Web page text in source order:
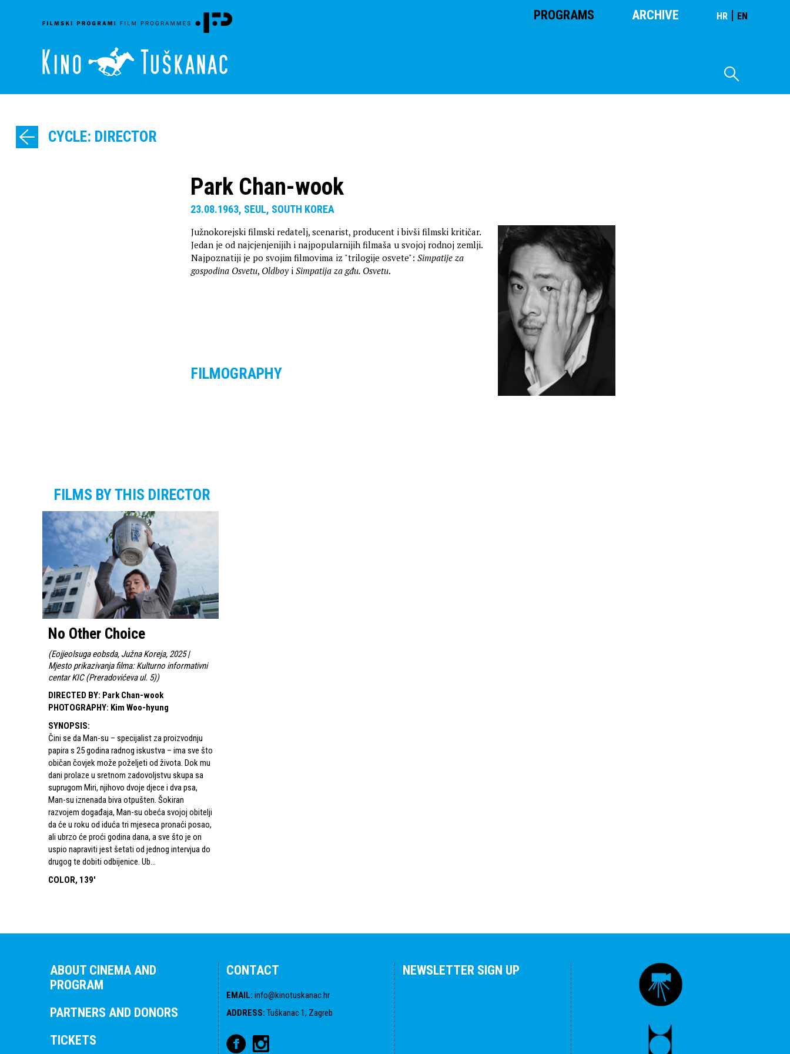
PROGRAMS ARCHIVE HR | EN
CYCLE: DIRECTOR
Park Chan-wook
23.08.1963, SEUL, SOUTH KOREA
Južnokorejski filmski redatelj, scenarist, producent i bivši filmski kritičar.
Jedan je od najcjenjenijih i najpopularnijih filmaša u svojoj rodnoj zemlji.
Najpoznatiji je po svojim filmovima iz "trilogije osvete": Simpatije za
gospodina Osvetu, Oldboy i Simpatija za gđu. Osvetu.
FILMOGRAPHY
FILMS BY THIS DIRECTOR
No Other Choice
(Eojjeolsuga eobsda, Južna Koreja, 2025 |
Mjesto prikazivanja filma: Kulturno informativni
centar KIC (Preradovićeva ul. 5))
DIRECTED BY: Park Chan-wook
PHOTOGRAPHY: Kim Woo-hyung
SYNOPSIS:
Čini se da Man-su – specijalist za proizvodnju
papira s 25 godina radnog iskustva – ima sve što
običan čovjek može poželjeti od života. Dok mu
dani prolaze u sretnom zadovoljstvu skupa sa
suprugom Miri, njihovo dvoje djece i dva psa,
Man-su iznenada biva otpušten. Šokiran
razvojem događaja, Man-su obeća svojoj obitelji
da će u roku od iduća tri mjeseca pronaći posao,
ali ubrzo će proći godina dana, a sve što je on
uspio napraviti jest šetati od jednog intervjua do
drugog te dobiti odbijenice. Ub...
COLOR, 139'
ABOUT CINEMA AND
PROGRAM
PARTNERS AND DONORS
TICKETS
CONTACT
EMAIL: info@kinotuskanac.hr
ADDRESS: Tuškanac 1, Zagreb
NEWSLETTER SIGN UP